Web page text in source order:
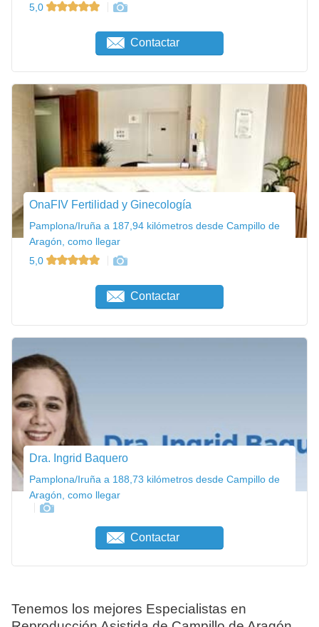
5,0
Contactar
OnaFIV Fertilidad y Ginecología
Pamplona/Iruña a 187,94 kilómetros desde Campillo de
Aragón, como llegar
5,0
Contactar
Dra. Ingrid Baquero
Pamplona/Iruña a 188,73 kilómetros desde Campillo de
Aragón, como llegar
Contactar
Tenemos los mejores Especialistas en